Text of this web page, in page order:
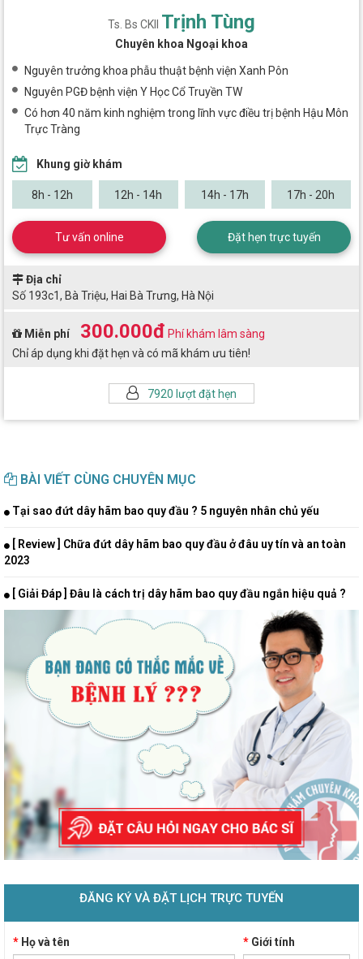
Ts. Bs CKII Trịnh Tùng
Chuyên khoa Ngoại khoa
Nguyên trưởng khoa phẫu thuật bệnh viện Xanh Pôn
Nguyên PGĐ bệnh viện Y Học Cổ Truyền TW
Có hơn 40 năm kinh nghiệm trong lĩnh vực điều trị bệnh Hậu Môn
Trực Tràng
7920 lượt đặt hẹn
Khung giờ khám
8h - 12h 12h - 14h 14h - 17h 17h - 20h
Tư vấn online Đặt hẹn trực tuyến
Địa chỉ
Số 193c1, Bà Triệu, Hai Bà Trưng, Hà Nội
Miễn phí 300.000đ Phí khám lâm sàng
Chỉ áp dụng khi đặt hẹn và có mã khám ưu tiên!
BÀI VIẾT CÙNG CHUYÊN MỤC
Tại sao đứt dây hãm bao quy đầu ? 5 nguyên nhân chủ yếu
[ Review ] Chữa đứt dây hãm bao quy đầu ở đâu uy tín và an toàn
2023
[ Giải Đáp ] Đâu là cách trị dây hãm bao quy đầu ngắn hiệu quả ?
ĐĂNG KÝ VÀ ĐẶT LỊCH TRỰC TUYẾN
* Họ và tên *Giới tính